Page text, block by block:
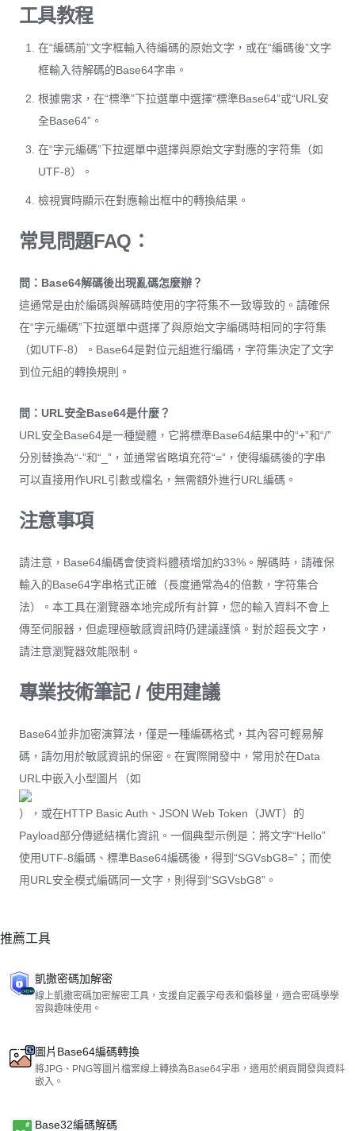
工具教程
在“編碼前”文字框輸入待編碼的原始文字，或在“編碼後”文字
框輸入待解碼的Base64字串。
根據需求，在“標準”下拉選單中選擇“標準Base64”或“URL安
全Base64”。
在“字元編碼”下拉選單中選擇與原始文字對應的字符集（如
UTF-8）。
檢視實時顯示在對應輸出框中的轉換結果。
常見問題FAQ：
問：Base64解碼後出現亂碼怎麼辦？
這通常是由於編碼與解碼時使用的字符集不一致導致的。請確保
在“字元編碼”下拉選單中選擇了與原始文字編碼時相同的字符集
（如UTF-8）。Base64是對位元組進行編碼，字符集決定了文字
到位元組的轉換規則。
問：URL安全Base64是什麼？
URL安全Base64是一種變體，它將標準Base64結果中的“+”和“/”
分別替換為“-”和“_”，並通常省略填充符“=”，使得編碼後的字串
可以直接用作URL引數或檔名，無需額外進行URL編碼。
注意事項
請注意，Base64編碼會使資料體積增加約33%。解碼時，請確保
輸入的Base64字串格式正確（長度通常為4的倍數，字符集合
法）。本工具在瀏覽器本地完成所有計算，您的輸入資料不會上
傳至伺服器，但處理極敏感資訊時仍建議謹慎。對於超長文字，
請注意瀏覽器效能限制。
專業技術筆記 / 使用建議
Base64並非加密演算法，僅是一種編碼格式，其內容可輕易解
碼，請勿用於敏感資訊的保密。在實際開發中，常用於在Data
URL中嵌入小型圖片（如
），或在HTTP Basic Auth、JSON Web Token（JWT）的
Payload部分傳遞結構化資訊。一個典型示例是：將文字“Hello”
使用UTF-8編碼、標準Base64編碼後，得到“SGVsbG8=”；而使
用URL安全模式編碼同一文字，則得到“SGVsbG8”。
推薦工具
凱撒密碼加解密
線上凱撒密碼加密解密工具，支援自定義字母表和偏移量，適合密碼學學
習與趣味使用。
圖片Base64編碼轉換
將JPG、PNG等圖片檔案線上轉換為Base64字串，適用於網頁開發與資料
嵌入。
Base32編碼解碼